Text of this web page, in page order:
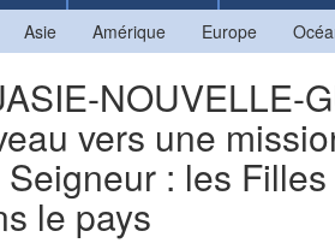
Asie Amérique Europe
NOUVELLE-
vers une
: les
le pays